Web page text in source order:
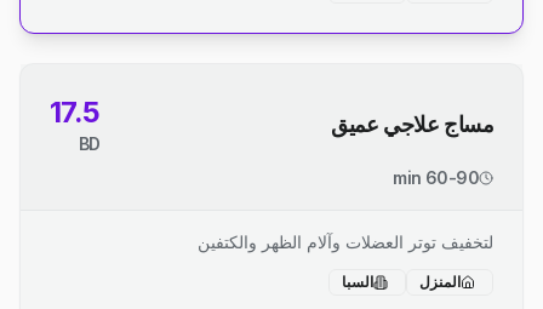
مساج علاجي عميق 17.5
BD
60-90 min
لتخفيف توتر العضلات وآلام الظهر والكتفين
المنزل السبا